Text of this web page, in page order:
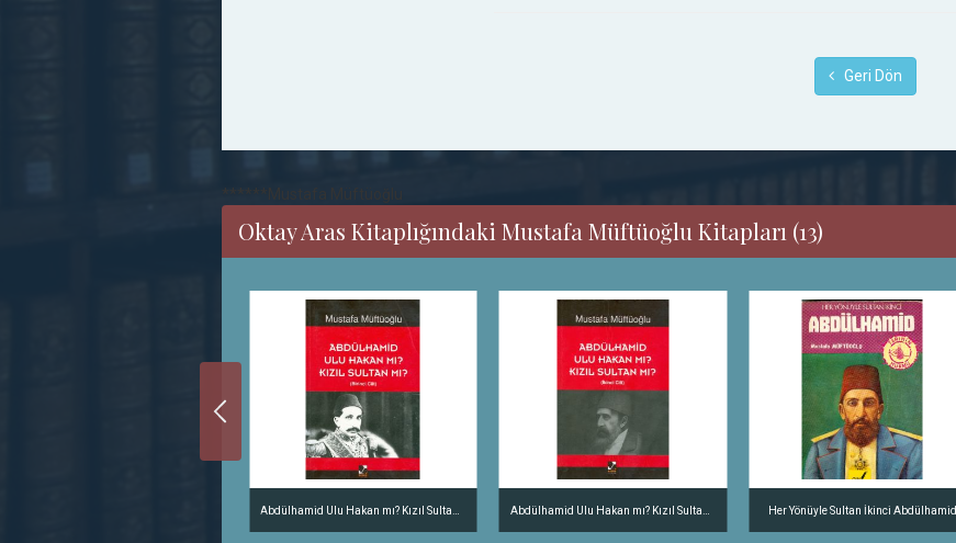
Geri Dön
Oktay Aras Kitaplığındaki Mustafa Müftüoğlu Kitapları (13)
Her Yönüyle Sultan İkinci Abdülhamid